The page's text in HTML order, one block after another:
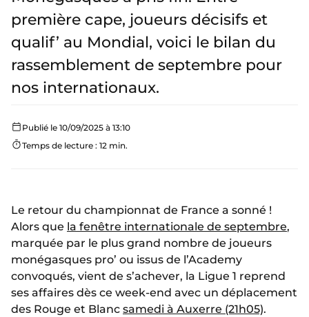
première cape, joueurs décisifs et
qualif’ au Mondial, voici le bilan du
rassemblement de septembre pour
nos internationaux.
Publié le 10/09/2025 à 13:10
Temps de lecture : 12 min.
Le retour du championnat de France a sonné !
Alors que la fenêtre internationale de septembre,
marquée par le plus grand nombre de joueurs
monégasques pro’ ou issus de l’Academy
convoqués, vient de s’achever, la Ligue 1 reprend
ses affaires dès ce week-end avec un déplacement
des Rouge et Blanc samedi à Auxerre (21h05).